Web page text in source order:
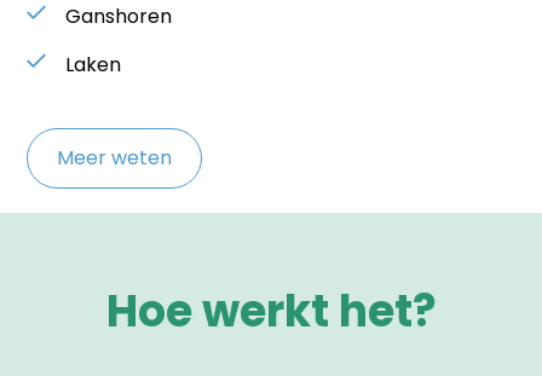
Ganshoren
Laken
Meer weten
Hoe werkt het?